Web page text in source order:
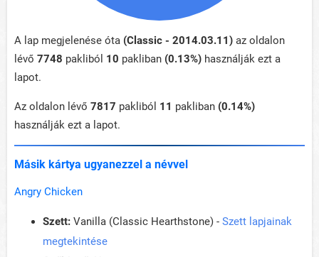
A lap megjelenése óta (Classic - 2014.03.11) az oldalon
lévő 7748 pakliból 10 pakliban (0.13%) használják ezt a
lapot.
Az oldalon lévő 7817 pakliból 11 pakliban (0.14%)
használják ezt a lapot.
Másik kártya ugyanezzel a névvel
Angry Chicken
Szett: Vanilla (Classic Hearthstone) - Szett lapjainak
megtekintése